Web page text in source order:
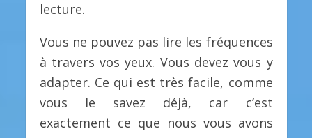
lecture.
Vous ne pouvez pas lire les fréquences
à travers vos yeux. Vous devez vous y
adapter. Ce qui est très facile, comme
vous le savez déjà, car c’est
exactement ce que nous vous avons